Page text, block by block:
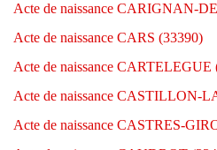
Acte de naissance CARIGNAN-
Acte de naissance CARS (33390)
Acte de naissance CARTELEGUE
Acte de naissance CASTILLON-
Acte de naissance CASTRES-